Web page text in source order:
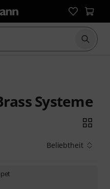
Suche
Systeme
Beliebtheit